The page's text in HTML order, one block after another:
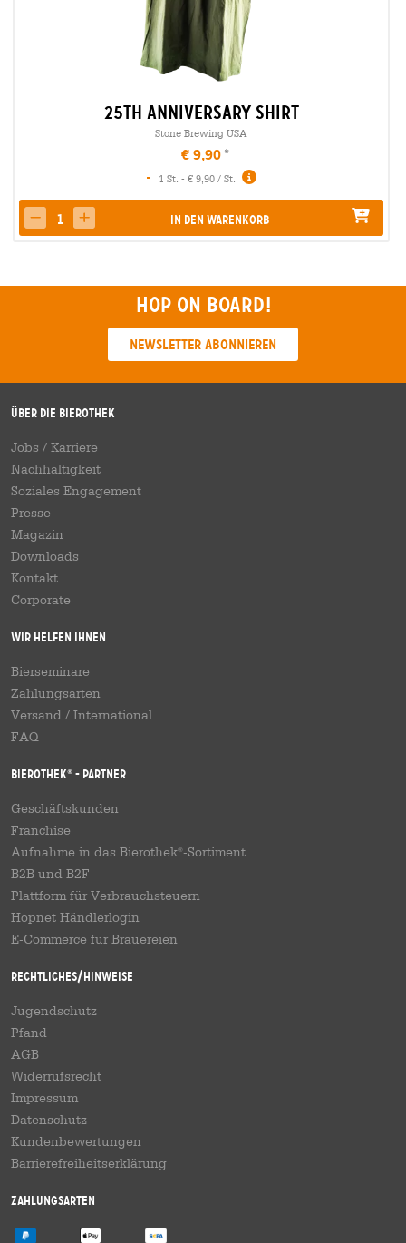
25th Anniversary Shirt
Stone Brewing USA
€ 9,90
-
1 St. - € 9,90 / St.
decrease quantity
increase quantityIn den Warenkorb
Hop on board!
Newsletter abonnieren
Über die Bierothek
Jobs / Karriere
Nachhaltigkeit
Soziales Engagement
Presse
Magazin
Downloads
Kontakt
Corporate
Wir helfen Ihnen
Bierseminare
Zahlungsarten
Versand / International
FAQ
Bierothek® - Partner
Geschäftskunden
Franchise
Aufnahme in das Bierothek®-Sortiment
B2B und B2F
Plattform für Verbrauchsteuern
Hopnet Händlerlogin
E-Commerce für Brauereien
Rechtliches/Hinweise
Jugendschutz
Pfand
AGB
Widerrufsrecht
Impressum
Datenschutz
Kundenbewertungen
Barrierefreiheitserklärung
Zahlungsarten